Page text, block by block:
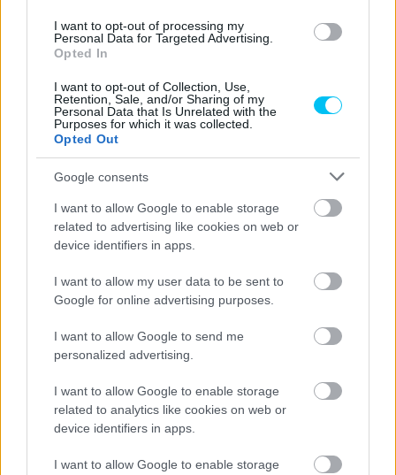
I want to opt-out of processing my
Personal Data for Targeted Advertising.
Opted In
I want to opt-out of Collection, Use,
Retention, Sale, and/or Sharing of my
Personal Data that Is Unrelated with the
Purposes for which it was collected.
Opted Out
Google consents
I want to allow Google to enable storage
related to advertising like cookies on web or
device identifiers in apps.
I want to allow my user data to be sent to
Google for online advertising purposes.
I want to allow Google to send me
personalized advertising.
I want to allow Google to enable storage
related to analytics like cookies on web or
device identifiers in apps.
I want to allow Google to enable storage
MotoGP
Ismét számos MotoGP-pilóta indul Rossi
háziversenyén
Sebők Máté - 2024. 01. 07.
Veijer hibája után Szaszakinak meglett a
futamgyőzelem, nagy csatát hozott a Moto3
szezonzárója
Sebők Máté - 2023. 11. 26.